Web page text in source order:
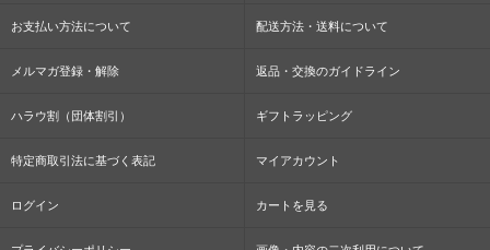
お支払い方法について 配送方法・送料について
メルマガ登録・解除 返品・交換のガイドライン
ハラウ割（団体割引） ギフトラッピング
特定商取引法に基づく表記 マイアカウント
ログイン カートを見る